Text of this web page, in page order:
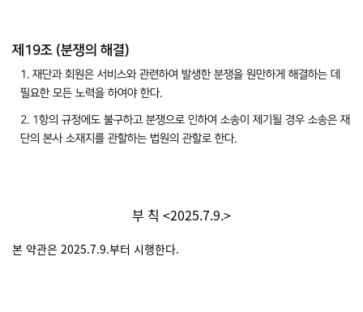
제19조 (분쟁의 해결)
1. 재단과 회원은 서비스와 관련하여 발생한 분쟁을 원만하게 해결하는 데
필요한 모든 노력을 하여야 한다.
2. 1항의 규정에도 불구하고 분쟁으로 인하여 소송이 제기될 경우 소송은 재
단의 본사 소재지를 관할하는 법원의 관할로 한다.
부 칙 <2025.7.9.>
본 약관은 2025.7.9.부터 시행한다.